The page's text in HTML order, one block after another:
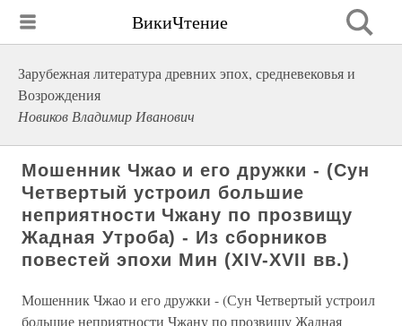
ВикиЧтение
Зарубежная литература древних эпох, средневековья и
Возрождения
Новиков Владимир Иванович
Мошенник Чжао и его дружки - (Сун
Четвертый устроил большие
неприятности Чжану по прозвищу
Жадная Утроба) - Из сборников
повестей эпохи Мин (XIV-XVII вв.)
Мошенник Чжао и его дружки - (Сун Четвертый устроил
большие неприятности Чжану по прозвищу Жадная